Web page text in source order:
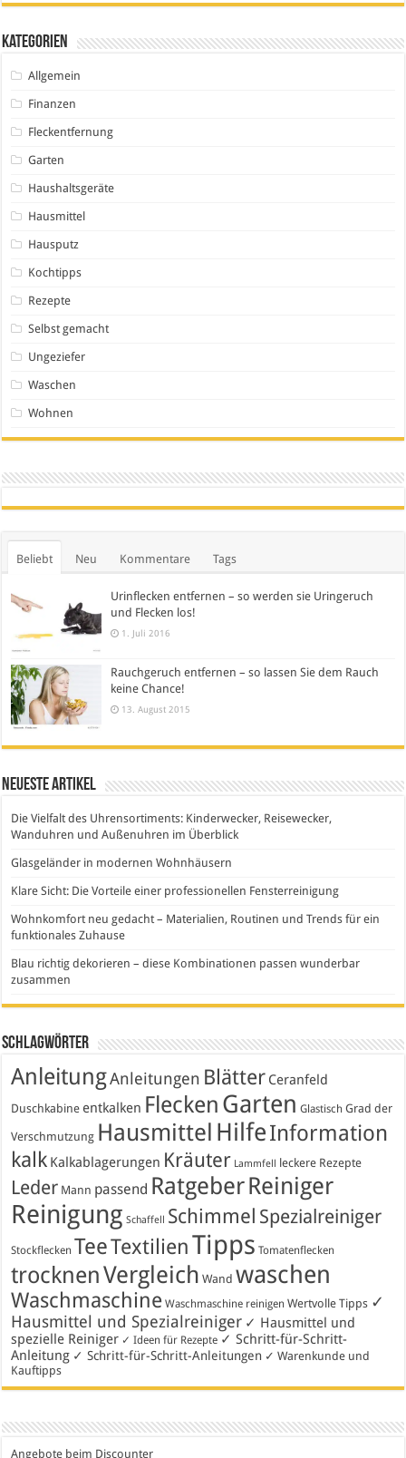
Kategorien
Allgemein
Finanzen
Fleckentfernung
Garten
Haushaltsgeräte
Hausmittel
Hausputz
Kochtipps
Rezepte
Selbst gemacht
Ungeziefer
Waschen
Wohnen
Beliebt Neu Kommentare Tags
Urinflecken entfernen – so werden sie Uringeruch
und Flecken los!
1. Juli 2016
Rauchgeruch entfernen – so lassen Sie dem Rauch
keine Chance!
13. August 2015
Neueste Artikel
Die Vielfalt des Uhrensortiments: Kinderwecker, Reisewecker,
Wanduhren und Außenuhren im Überblick
Glasgeländer in modernen Wohnhäusern
Klare Sicht: Die Vorteile einer professionellen Fensterreinigung
Wohnkomfort neu gedacht – Materialien, Routinen und Trends für ein
funktionales Zuhause
Blau richtig dekorieren – diese Kombinationen passen wunderbar
zusammen
Schlagwörter
AnleitungAnleitungen Blätter Ceranfeld
Duschkabine entkalken Flecken Garten Glastisch Grad der
Verschmutzung Hausmittel HilfeInformation
kalk Kalkablagerungen Kräuter Lammfell leckere Rezepte
Leder Mann passend RatgeberReiniger
Reinigung Schaffell Schimmel Spezialreiniger
Stockflecken TeeTextilienTipps Tomatenflecken
trocknenVergleich Wand waschen
Waschmaschine Waschmaschine reinigen Wertvolle Tipps ✓
Hausmittel und Spezialreiniger ✓ Hausmittel und
spezielle Reiniger ✓ Ideen für Rezepte ✓ Schritt-für-Schritt-
Anleitung ✓ Schritt-für-Schritt-Anleitungen ✓ Warenkunde und
Kauftipps
Angebote beim Discounter